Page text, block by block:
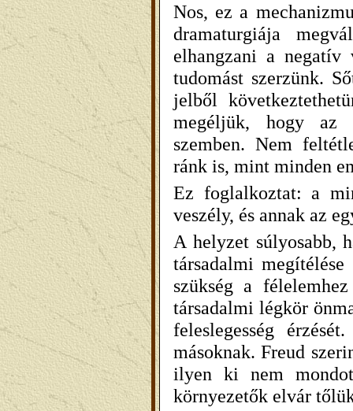
Nos, ez a
dramaturgiája
elhangzani a
tudomást szerzünk.
jelből
megéljük, hogy az
szemben. Nem
ránk is, mint minden
Ez foglalkoztat: a
veszély, és annak az
A helyzet súlyosabb,
társadalmi
szükséga
társadalmi légkör
feleslegesség
másoknak. Freud
ilyen ki nem
környezetők elvár